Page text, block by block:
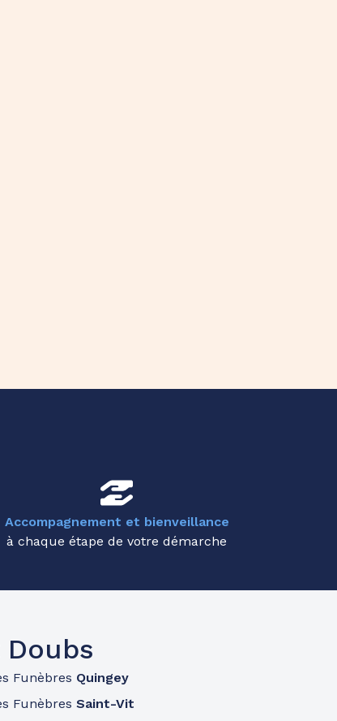
Accompagnement et bienveillance
à chaque étape de votre démarche
Funèbres Quingey
FunèbresSaint-Vit